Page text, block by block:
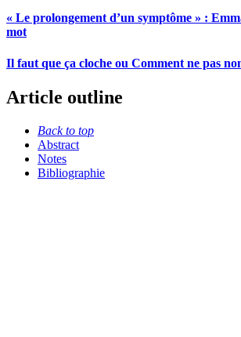
« Le prolongement d’un symptôme » :
mot
Il faut que ça cloche ou Comment ne pas
Article outline
Back to top
Abstract
Notes
Bibliographie